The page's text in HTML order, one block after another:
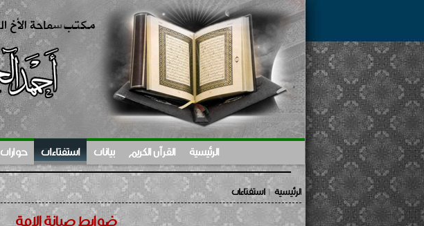
الرئيسية القرآن الكريم بيانات استفتاءات حوارات
الرئيسية | استفتاءات
ضوابط صيانة الأمة